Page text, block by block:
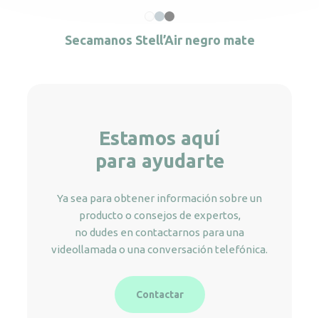
Secamanos Stell’Air negro mate
Estamos aquí
para ayudarte
Ya sea para obtener información sobre un
producto o consejos de expertos,
no dudes en contactarnos para una
videollamada o una conversación telefónica.
Contactar